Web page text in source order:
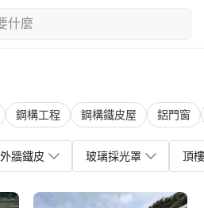
鋼構工程 鋼構鐵皮屋 鋁門窗
外牆鐵皮 玻璃採光罩 頂